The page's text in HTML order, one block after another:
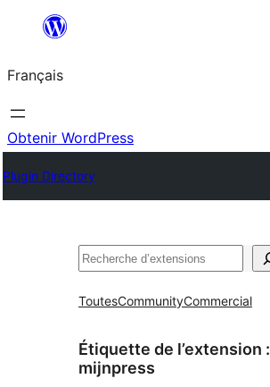
contenu
Français
Obtenir WordPress
Plugin Directory
Rechercher
ToutesCommunityCommercial
Étiquette de l’extension :
mijnpress